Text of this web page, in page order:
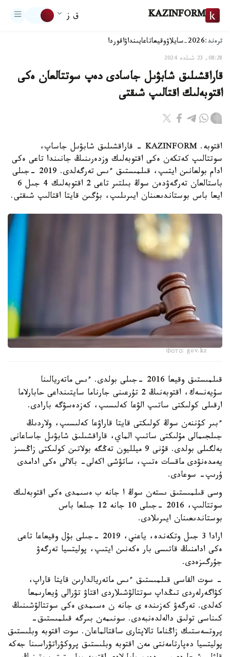
KAZINFORM ق ز
ترەند:2026-سايلاۋ وقيعاتاعايىنداۋاقوردا
08:28, 23 شىلدە 2024
قاراقشىلىق شابۋىل جاسادى دەپ سوتتالعان ەكى
اقتوبەلىك اقتالىپ شىقتى
اقتوبە. KAZINFORM - قاراقشىلىق شابۋىل جاساپ،
سوتتالىپ كەتكەن ەكى اقتوبەلىك وزدەرىنىڭ جانىندا تاعى ەكى
ادام بولعانىن ايتىپ، قىلمىستىق ءىس تەرگەلدى. 2019 -جىلى
باستالعان تەرگەۋدەن سوڭ بىلتىر تاعى 2 اقتوبەلىك 4 جىل 6
ايعا باس بوستاندىعىنان ايىرىلىپ، بۇگىن قايتا اقتالىپ شىقتى.
Фото: gov.kz
قىلمىستىق وقيعا 2016 -جىلى بولدى. ءىس ماتەريالىنا
سۇيەنسەك، اقتوبەنىڭ 2 تۇرعىنى جارناما سايتىنداعى حابارلاما
ارقىلى كولىكتى ساتىپ الۋعا كەلىسىپ، كەزدەسۋگە بارادى.
ءبىر كۇننەن سوڭ كولىكتى قايتا قاراۋعا كەلىسىپ، ولاردىڭ
جىلجىمالى مۇلىكتى ساتىپ الماي، قاراقشىلىق شابۋىل جاساعانى
بەلگىلى بولدى. قۇنى 9 ميلليون تەڭگە بولاتىن كولىكتى زاڭسىز
يەمدەنۋدى ماقسات ەتىپ، ساتۋشى اكەلى- بالالى ەكى ادامدى
ۇرىپ- سوعادى.
وسى قىلمىستىق ىستەن سوڭ ا جانە ب ەسىمدى ەكى اقتوبەلىك
سوتتالىپ، 2016 -جىلى 10 جانە 12 جىلعا باس
بوستاندىعىنان ايىرىلادى.
ارادا 3 جىل وتكەندە، ياعني، 2019 -جىلى بۇل وقيعاعا تاعى
ەكى ادامنىڭ قاتىسى بار ەكەنىن ايتىپ، پوليتسيا تەرگەۋ
جۇرگىزەدى.
- سوت القاسى قىلمىستىق ءىس ماتەريالدارىن قايتا قاراپ،
كۋاگەرلەردى تىڭداپ سوتتالۋشىلاردى اقتاۋ تۋرالى ۇيعارىمعا
كەلدى. تەرگەۋ كەزىندە ى جانە ن ەسىمدى ەكى سوتتالۋشىنىڭ
كىناسى تولىق دالەلدەنبەدى. سونىمەن بىرگە قىلمىستىق-
پروتسەستىك زاڭناما تالاپتارى ساقتالماعان. سوت اقتوبە وبلىستىق
پوليتسيا دەپارتامەنتى مەن اقتوبە وبلىستىق پروكۋراتۋراسىنا جەكە